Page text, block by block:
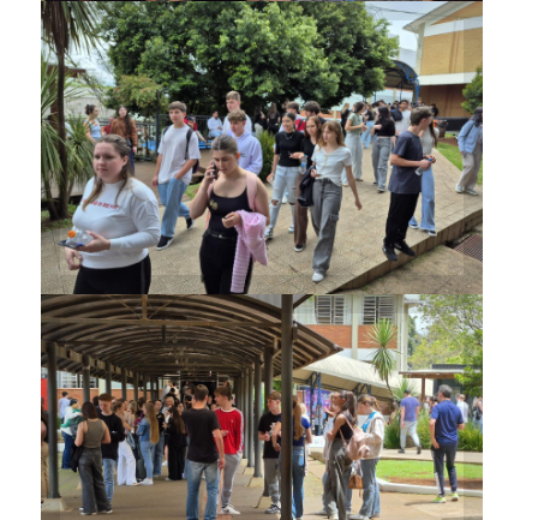
Movimentação de candidatos
começou ainda no final da
manhã
Vestibulandos ainda
conseguiram trocar
informações antes de começar
a prova